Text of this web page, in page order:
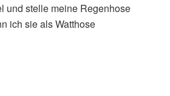
und stelle meine Regenhose
ich sie als Watthose